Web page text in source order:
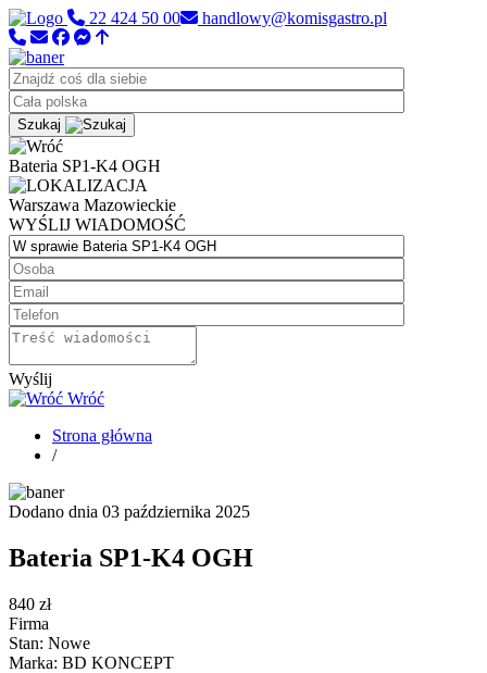
22 424 50 00 handlowy@komisgastro.pl
Szukaj
Bateria SP1-K4 OGH
Warszawa Mazowieckie
WYŚLIJ WIADOMOŚĆ
Wyślij
Wróć
Strona główna
/
Dodano dnia 03 października 2025
Bateria SP1-K4 OGH
840 zł
Firma
Stan: Nowe
Marka: BD KONCEPT